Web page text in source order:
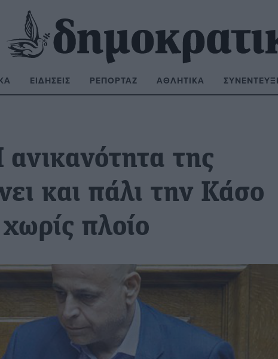
ΕΙΔΉΣΕΙΣ ΡΕΠΟΡΤΆΖ ΑΘΛΗΤΙΚΆ
της
και πάλι την Κάσο
πλοίο